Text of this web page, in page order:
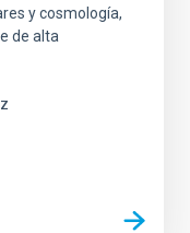
y cosmología,
de alta